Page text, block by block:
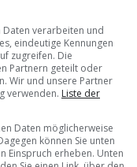
verarbeiten und
eindeutige Kennungen
zugreifen. Die
Partnern geteilt oder
Wir und unsere Partner
verwenden. Liste der
Daten möglicherweise
können Sie unten
Einspruch erheben. Unten